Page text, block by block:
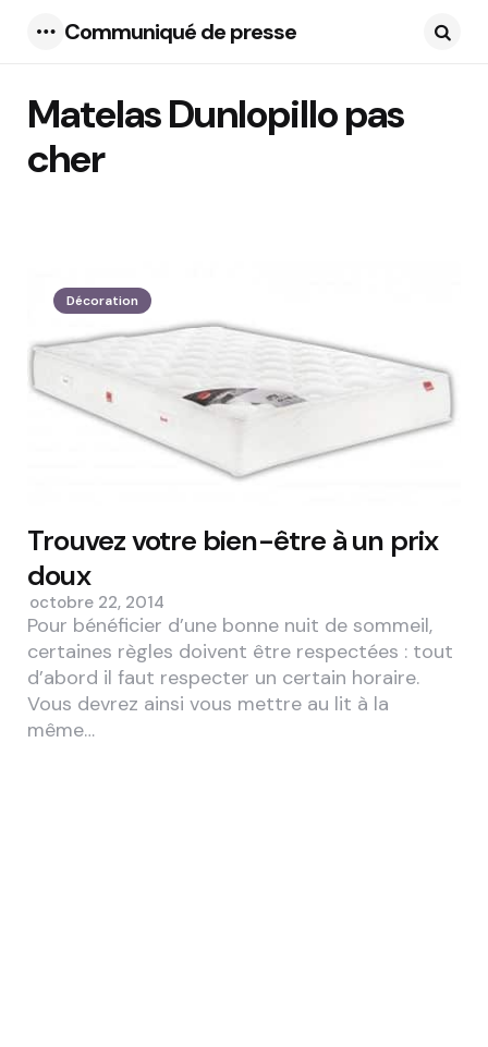
Communiqué de presse
Matelas Dunlopillo pas
cher
Décoration
Trouvez votre bien-être à un prix
doux
octobre 22, 2014
Pour bénéficier d’une bonne nuit de sommeil,
certaines règles doivent être respectées : tout
d’abord il faut respecter un certain horaire.
Vous devrez ainsi vous mettre au lit à la
même…